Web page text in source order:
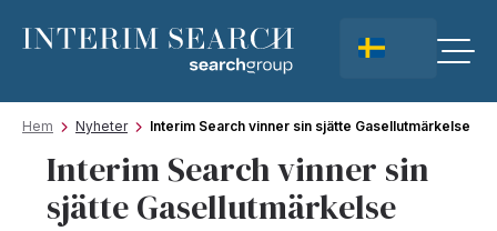
Hem Nyheter Interim Search vinner sin sjätte Gasellutmärkelse
Interim Search vinner sin
sjätte Gasellutmärkelse